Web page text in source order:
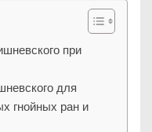
при
для
гнойных ран и